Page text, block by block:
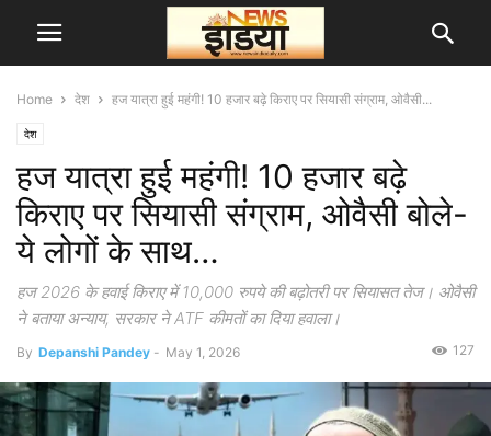
Home देश हज यात्रा हुई महंगी! 10 हजार बढ़े किराए पर सियासी संग्राम, ओवैसी...
देश
हज यात्रा हुई महंगी! 10 हजार बढ़े
किराए पर सियासी संग्राम, ओवैसी बोले-
ये लोगों के साथ…
हज 2026 के हवाई किराए में 10,000 रुपये की बढ़ोतरी पर सियासत तेज। ओवैसी
ने बताया अन्याय, सरकार ने ATF कीमतों का दिया हवाला।
By Depanshi Pandey - May 1, 2026 127